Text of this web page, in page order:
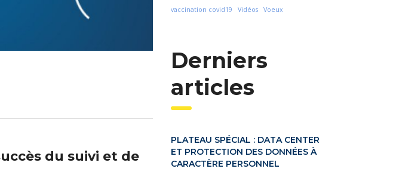
du suivi et de
vaccination covid19
Vidéos Voeux
Derniers
articles
PLATEAU SPÉCIAL : DATA CENTER
ET PROTECTION DES DONNÉES À
CARACTÈRE PERSONNEL